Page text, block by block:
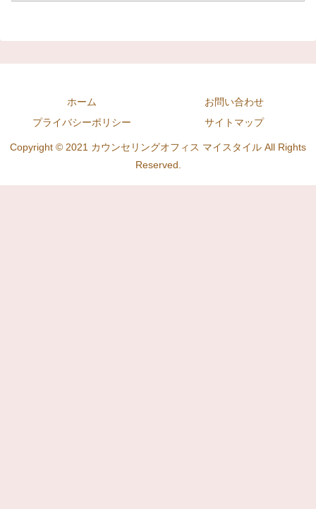
ホーム
お問い合わせ
プライバシーポリシー
サイトマップ
Copyright © 2021 カウンセリングオフィス マイスタイル All Rights
Reserved.